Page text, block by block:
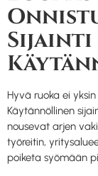
Sijainti
Hyvä ruoka ei
Käytännöllinen
nousevat arjen
työreitin,
poiketa syömään